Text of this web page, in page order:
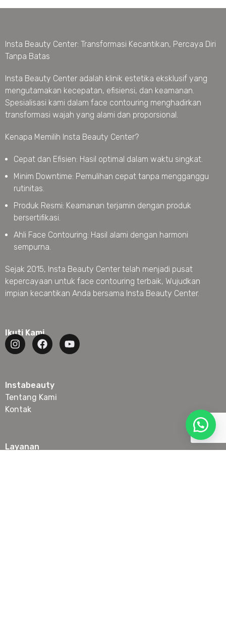
Insta Beauty Center: Transformasi Kecantikan, Percaya Diri
Tanpa Batas
Insta Beauty Center adalah klinik estetika eksklusif yang
mengutamakan kecepatan, efisiensi, dan keamanan.
Spesialisasi kami dalam face contouring menghadirkan
transformasi wajah yang alami dan proporsional.
Kenapa Memilih Insta Beauty Center?
Cepat dan Efisien: Hasil optimal dalam waktu singkat.
Minim Downtime: Pemulihan cepat tanpa mengganggu
rutinitas.
Produk Resmi: Keamanan terjamin dengan produk
bersertifikasi.
Ahli Face Contouring: Hasil alami dengan harmoni
sempurna.
Sejak 2015, Insta Beauty Center telah menjadi pusat
kepercayaan untuk face contouring terbaik, Wujudkan
impian kecantikan Anda bersama Insta Beauty Center.
Ikuti Kami
Instabeauty
Tentang Kami
Kontak
Layanan